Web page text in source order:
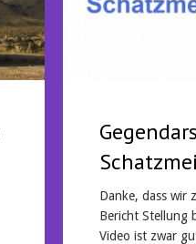
Danke, dass wir
Bericht Stellung
Video ist zwar